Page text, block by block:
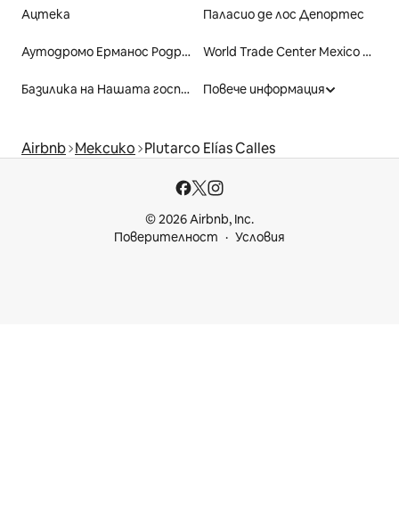
Ацтека Паласио де лос Депортес
Аутодромо Ерманос Родригес World Trade Center Mexico City
Базилика на Нашата госпожа от Гуадалупе Повече информация
Airbnb Мексико Plutarco Elías Calles
© 2026 Airbnb, Inc.
Поверителност
Условия